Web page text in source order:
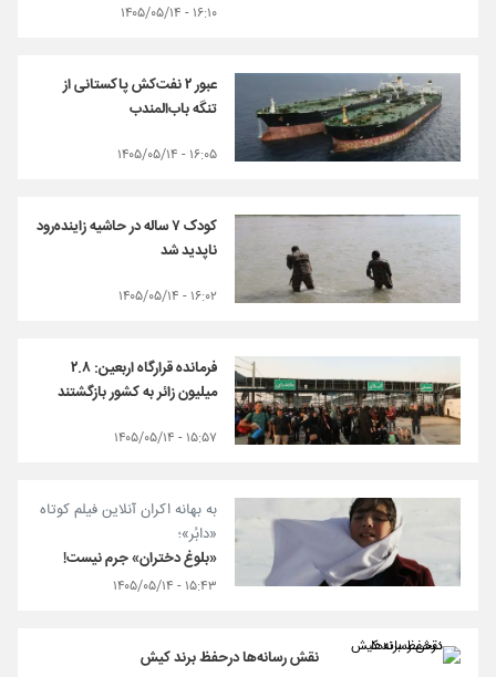
۱۶:۱۰ - ۱۴۰۵/۰۵/۱۴
عبور ۲ نفت‌کش پاکستانی از
تنگه باب‌المندب
۱۶:۰۵ - ۱۴۰۵/۰۵/۱۴
کودک ۷ ساله در حاشیه زاینده‌رود
ناپدید شد
۱۶:۰۲ - ۱۴۰۵/۰۵/۱۴
فرمانده قرارگاه اربعین: ۲.۸
میلیون زائر به کشور بازگشتند
۱۵:۵۷ - ۱۴۰۵/۰۵/۱۴
به بهانه اکران آنلاین فیلم کوتاه
«دابُر»؛
«بلوغ دختران» جرم نیست!
۱۵:۴۳ - ۱۴۰۵/۰۵/۱۴
نقش رسانه‌ها درحفظ برند کیش